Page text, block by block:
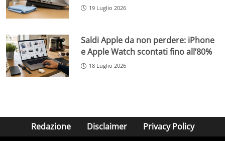
19 Luglio 2026
Saldi Apple da non perdere: iPhone
e Apple Watch scontati fino all’80%
18 Luglio 2026
Redazione Disclaimer Privacy Policy